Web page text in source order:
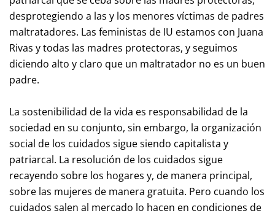
desprotegiendo a las y los menores víctimas de padres
maltratadores. Las feministas de IU estamos con Juana
Rivas y todas las madres protectoras, y seguimos
diciendo alto y claro que un maltratador no es un buen
padre.
La sostenibilidad de la vida es responsabilidad de la
sociedad en su conjunto, sin embargo, la organización
social de los cuidados sigue siendo capitalista y
patriarcal. La resolución de los cuidados sigue
recayendo sobre los hogares y, de manera principal,
sobre las mujeres de manera gratuita. Pero cuando los
cuidados salen al mercado lo hacen en condiciones de